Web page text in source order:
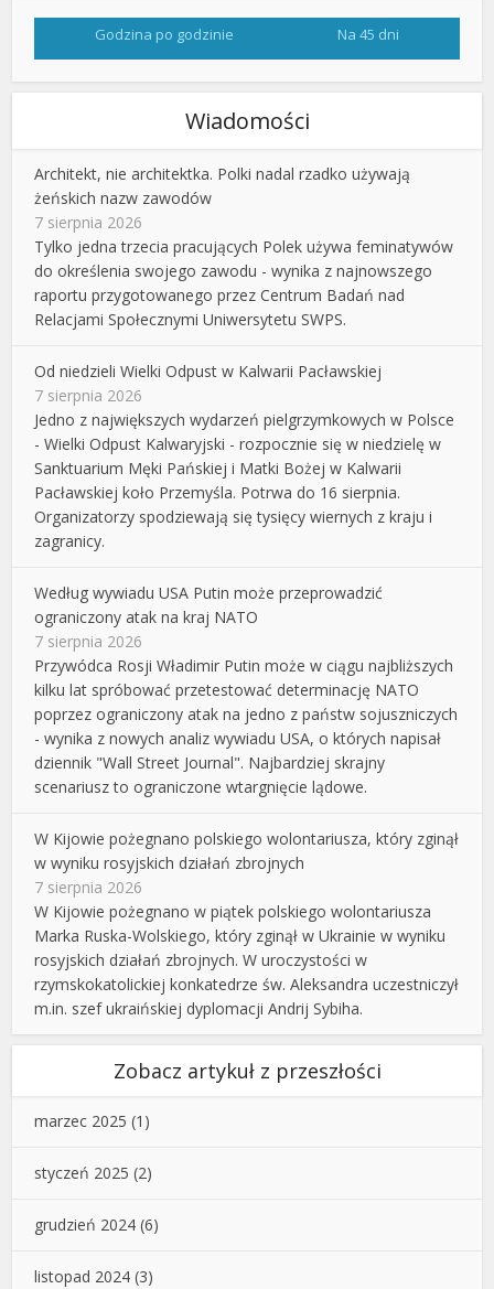
Godzina po godzinie Na 45 dni
Wiadomości
Architekt, nie architektka. Polki nadal rzadko używają
żeńskich nazw zawodów
7 sierpnia 2026
Tylko jedna trzecia pracujących Polek używa feminatywów
do określenia swojego zawodu - wynika z najnowszego
raportu przygotowanego przez Centrum Badań nad
Relacjami Społecznymi Uniwersytetu SWPS.
Od niedzieli Wielki Odpust w Kalwarii Pacławskiej
7 sierpnia 2026
Jedno z największych wydarzeń pielgrzymkowych w Polsce
- Wielki Odpust Kalwaryjski - rozpocznie się w niedzielę w
Sanktuarium Męki Pańskiej i Matki Bożej w Kalwarii
Pacławskiej koło Przemyśla. Potrwa do 16 sierpnia.
Organizatorzy spodziewają się tysięcy wiernych z kraju i
zagranicy.
Według wywiadu USA Putin może przeprowadzić
ograniczony atak na kraj NATO
7 sierpnia 2026
Przywódca Rosji Władimir Putin może w ciągu najbliższych
kilku lat spróbować przetestować determinację NATO
poprzez ograniczony atak na jedno z państw sojuszniczych
- wynika z nowych analiz wywiadu USA, o których napisał
dziennik "Wall Street Journal". Najbardziej skrajny
scenariusz to ograniczone wtargnięcie lądowe.
W Kijowie pożegnano polskiego wolontariusza, który zginął
w wyniku rosyjskich działań zbrojnych
7 sierpnia 2026
W Kijowie pożegnano w piątek polskiego wolontariusza
Marka Ruska-Wolskiego, który zginął w Ukrainie w wyniku
rosyjskich działań zbrojnych. W uroczystości w
rzymskokatolickiej konkatedrze św. Aleksandra uczestniczył
m.in. szef ukraińskiej dyplomacji Andrij Sybiha.
Zobacz artykuł z przeszłości
marzec 2025 (1)
styczeń 2025 (2)
grudzień 2024 (6)
listopad 2024 (3)